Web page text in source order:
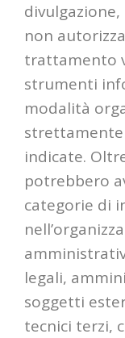
non
trattamento
strumenti
modalità
indicate.
potrebbero
categorie di
legali,
soggetti
tecnici terzi,